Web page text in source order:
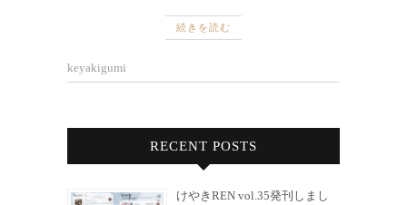
続きを読む
keyakigumi
RECENT POSTS
けやきREN vol.35発刊しまし